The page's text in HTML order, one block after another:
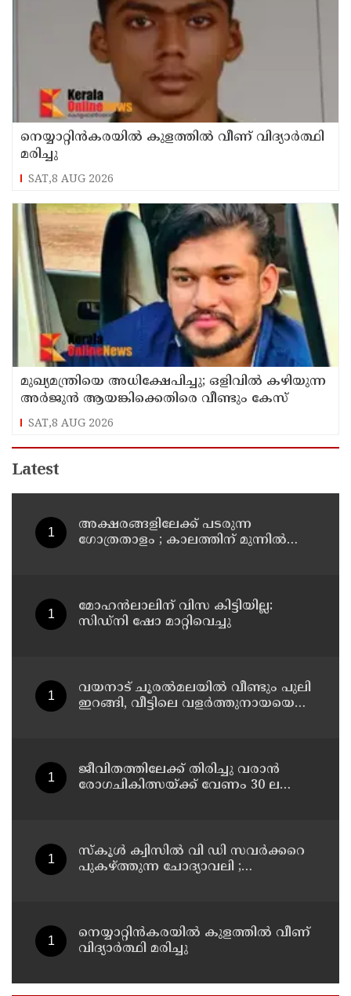
നെയ്യാറ്റിൻകരയിൽ കുളത്തില്‍ വീണ് വിദ്യാര്‍ത്ഥി
മരിച്ചു
SAT,8 AUG 2026
മുഖ്യമന്ത്രിയെ അധിക്ഷേപിച്ചു; ഒളിവില്‍ കഴിയുന്ന
അർജുൻ ആയങ്കിക്കെതിരെ വീണ്ടും കേസ്
SAT,8 AUG 2026
Latest
അക്ഷരങ്ങളിലേക്ക് പടരുന്ന
ഗോത്രതാളം ; കാലത്തിന് മുന്നിൽ
തനത് ഭാഷയ്ക്ക് നിഘണ്ടു ഒരുങ്ങുന്നു
മോഹൻലാലിന് വിസ കിട്ടിയില്ല:
സിഡ്നി ഷോ മാറ്റിവെച്ചു
വയനാട് ചൂരൽമലയിൽ വീണ്ടും പുലി
ഇറങ്ങി, വീട്ടിലെ വളർത്തുനായയെ
ജീവിതത്തിലേക്ക് തിരിച്ചു വരാൻ
രോഗചികിത്സയ്ക്ക് വേണം 30 ലക്ഷം
സ്‌കൂൾ ക്വിസിൽ വി ഡി സവർക്കറെ
പുകഴ്ത്തുന്ന ചോദ്യാവലി ;
നെയ്യാറ്റിൻകരയിൽ കുളത്തില്‍ വീണ്
വിദ്യാര്‍ത്ഥി മരിച്ചു